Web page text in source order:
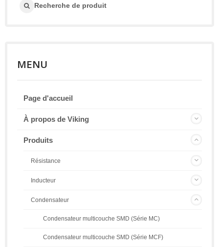
Recherche de produit
MENU
Page d'accueil
À propos de Viking
Produits
Résistance
Inducteur
Condensateur
Condensateur multicouche SMD (Série MC)
Condensateur multicouche SMD (Série MCF)